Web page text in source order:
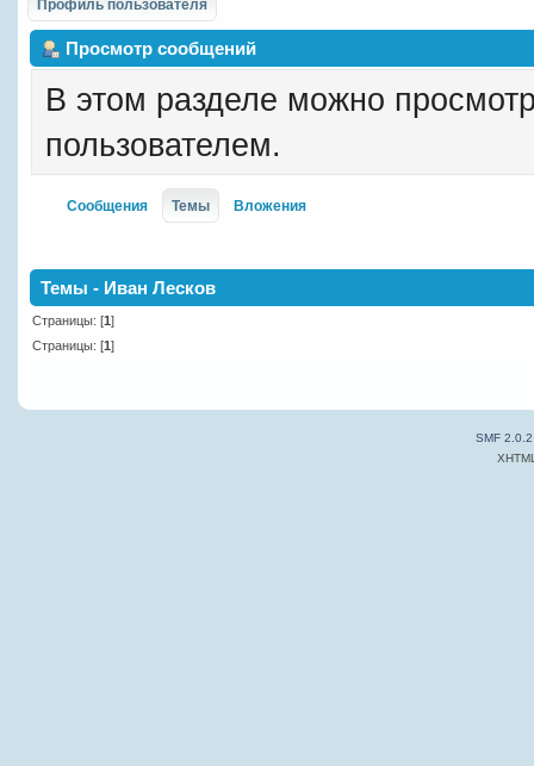
Профиль пользователя
Просмотр сообщений
В этом разделе можно
пользователем.
Сообщения Темы Вложения
Темы - Иван Лесков
Страницы: [1]
Страницы: [1]
SMF 2.0.2